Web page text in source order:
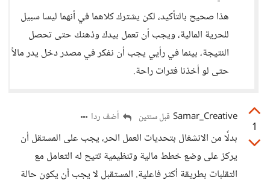
هذا صحيح بالتأكيد، لكن يشترك كلاهما في أنهما ليسا سبيل
للحرية المالية، ويجب أن تعمل بيدك وذهنك حتى تحصل
النتيجة، بينما في رأيي يجب أن نفكر في مصدر دخل يدر مالاً
حتى لو أخذنا فترات راحة.
1
Samar_Creative قبل سنتين أضف ردا
بدلًا من الانشغال بتحديات العمل الحر، يجب على المستقل أن
يركز على وضع خطط مالية وتنظيمية تتيح له التعامل مع
التقلبات بطريقة أكثر فاعلية. المستقبل لا يجب أن يكون حالة